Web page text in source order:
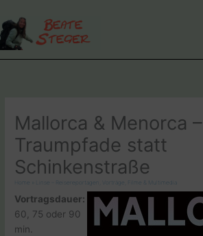
Inhalt
springen
Mallorca & Menorca –
Traumpfade statt
Schinkenstraße
Home Linse – Reisereportagen, Vorträge, Filme & Multimedia
Vortragsdauer:
60, 75 oder 90
min.